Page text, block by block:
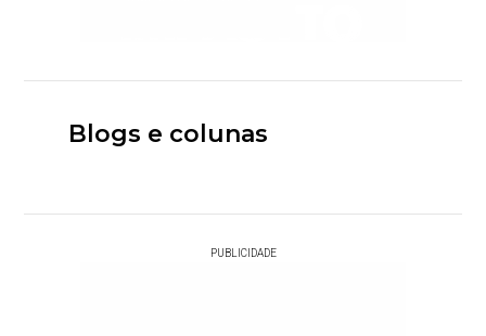
Blogs e colunas
PUBLICIDADE